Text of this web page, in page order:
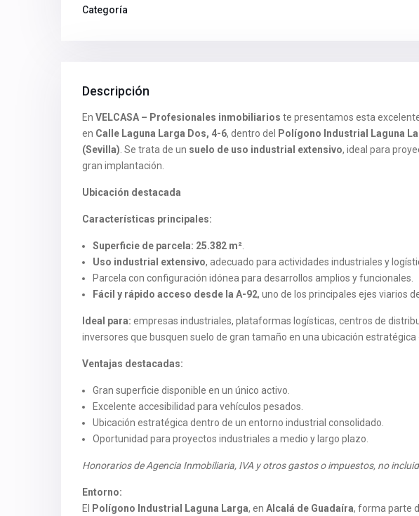
Categoría
Descripción
En VELCASA – Profesionales inmobiliarios te presentamos esta
en Calle Laguna Larga Dos, 4-6, dentro del Polígono Industrial Laguna
(Sevilla) . Se trata de un suelo de uso industrial extensivo, ideal para
gran implantación.
Ubicación destacada
Características principales:
Superficie de parcela: 25.382 m²
Uso industrial extensivo, adecuado para actividades industriales y
Parcela con configuración idónea para desarrollos amplios y funcionales.
Fácil y rápido acceso desde la A-92, uno de los principales ejes viarios
Ideal para: empresas industriales, plataformas logísticas, centros de
inversores que busquen suelo de gran tamaño en una ubicación
Ventajas destacadas:
Gran superficie disponible en un único activo.
Excelente accesibilidad para vehículos pesados.
Ubicación estratégica dentro de un entorno industrial consolidado.
Oportunidad para proyectos industriales a medio y largo plazo.
Honorarios de Agencia Inmobiliaria, IVA y otros gastos o impuestos, no
Entorno:
El
Polígono Industrial Laguna Larga, en Alcalá de Guadaíra, forma parte